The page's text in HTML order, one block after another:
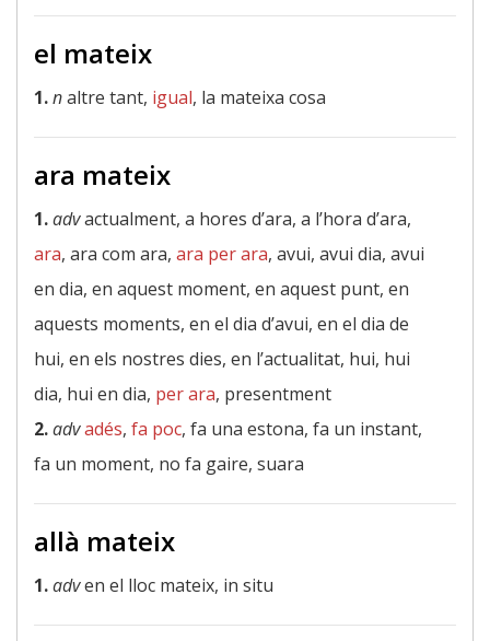
el mateix
1.naltre tant, igual, la mateixa cosa
ara mateix
1.advactualment, a hores d’ara, a l’hora d’ara,
ara, ara com ara, ara per ara, avui, avui dia, avui
en dia, en aquest moment, en aquest punt, en
aquests moments, en el dia d’avui, en el dia de
hui, en els nostres dies, en l’actualitat, hui, hui
dia, hui en dia, per ara, presentment
2.advadés, fa poc, fa una estona, fa un instant,
fa un moment, no fa gaire, suara
allà mateix
1.adven el lloc mateix, in situ